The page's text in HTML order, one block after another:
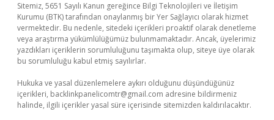
Sitemiz, 5651 Sayılı Kanun gereğince Bilgi Teknolojileri ve İletişim
Kurumu (BTK) tarafından onaylanmış bir Yer Sağlayıcı olarak hizmet
vermektedir. Bu nedenle, sitedeki içerikleri proaktif olarak denetleme
veya araştırma yükümlülüğümüz bulunmamaktadır. Ancak, üyelerimiz
yazdıkları içeriklerin sorumluluğunu taşımakta olup, siteye üye olarak
bu sorumluluğu kabul etmiş sayılırlar.
Hukuka ve yasal düzenlemelere aykırı olduğunu düşündüğünüz
içerikleri, backlinkpanelicomtr@gmail.com adresine bildirmeniz
halinde, ilgili içerikler yasal süre içerisinde sitemizden kaldırılacaktır.